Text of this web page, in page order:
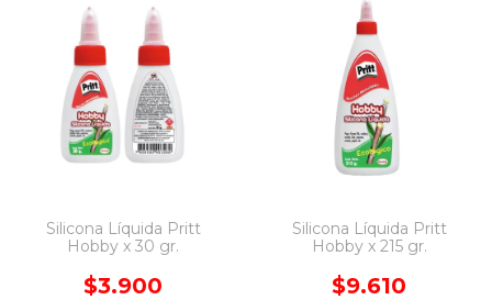
Silicona Líquida Pritt
Hobby x 30 gr.
$3.900
Silicona Líquida Pritt
Hobby x 215 gr.
$9.610